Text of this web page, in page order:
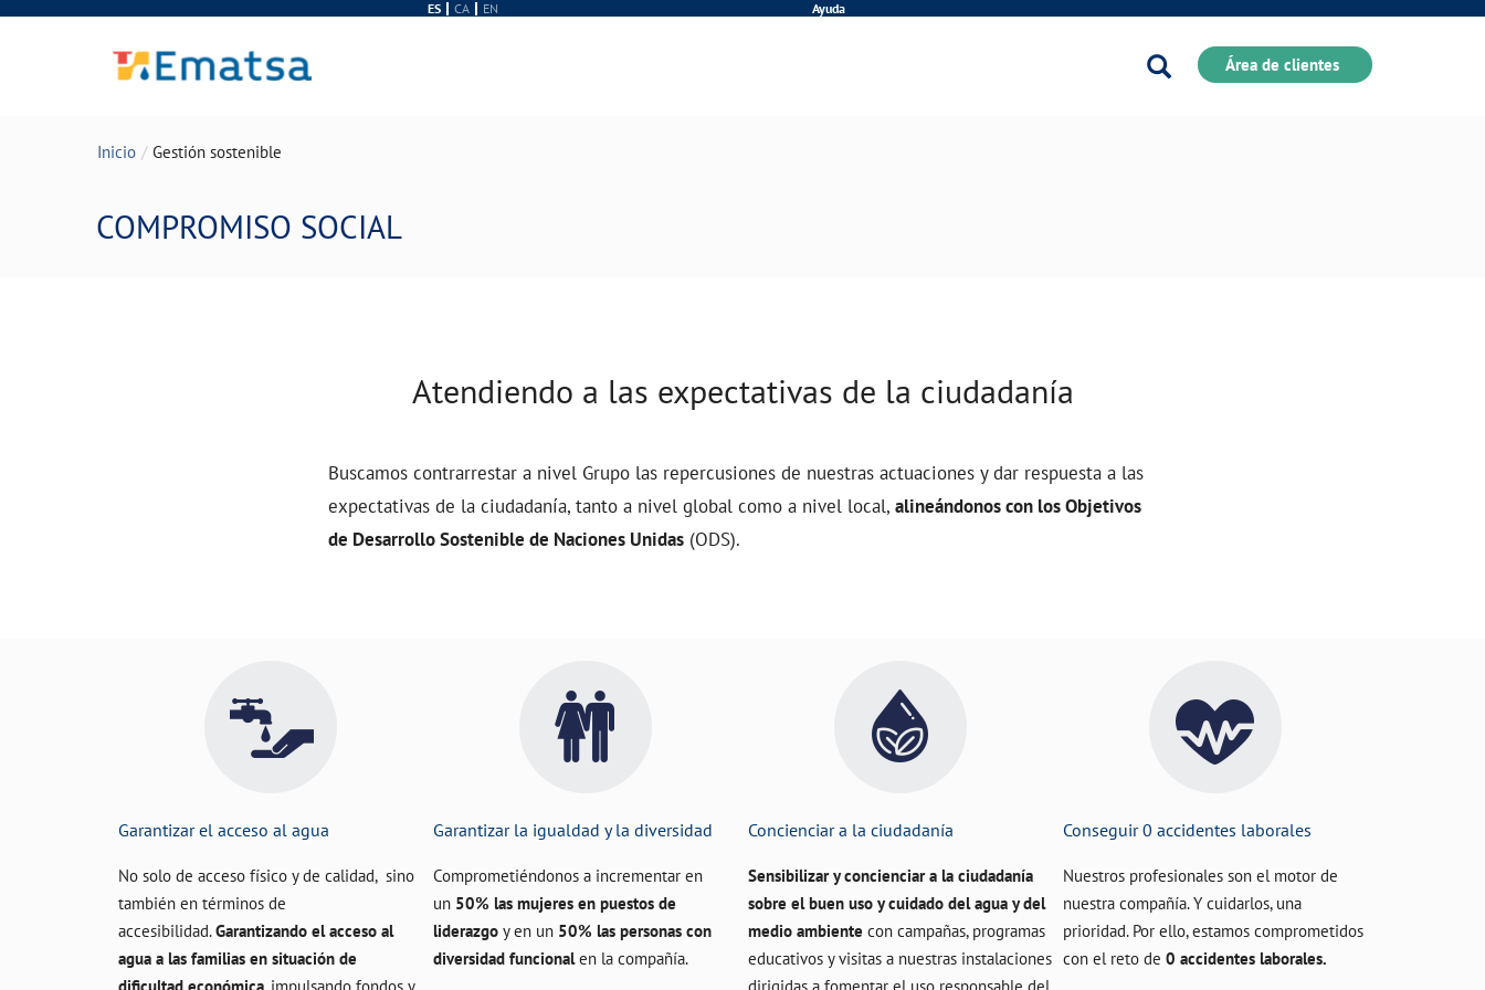
ES CA EN Ayuda
BuscadorÁrea de clientes
Inicio Gestión sostenible
COMPROMISO SOCIAL
Atendiendo a las expectativas de la ciudadanía
Buscamos contrarrestar a nivel Grupo las repercusiones de nuestras actuaciones y dar respuesta a las
expectativas de la ciudadanía, tanto a nivel global como a nivel local, alineándonos con los Objetivos
de Desarrollo Sostenible de Naciones Unidas (ODS).
Garantizar el acceso al agua
No solo de acceso físico y de calidad, sino
también en términos de
accesibilidad.Garantizando el acceso al
agua a las familias en situación de
Garantizar la igualdad y la diversidad
Comprometiéndonos a incrementar en
un 50% las mujeres en puestos de
liderazgo y en un 50% las personas con
diversidad funcionalen la compañía.
Concienciar a la ciudadanía
Sensibilizar y concienciar a la ciudadanía
sobre el buen uso y cuidado del agua y del
medio ambiente con campañas, programas
educativos y visitas a nuestras instalaciones
Conseguir 0 accidentes laborales
Nuestros profesionales son el motor de
nuestra compañía. Y cuidarlos, una
prioridad. Por ello, estamos comprometidos
con el reto de 0 accidentes laborales.